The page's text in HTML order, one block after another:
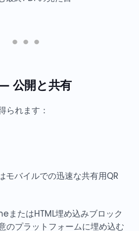
公開と共有
られます：
モバイルでの迅速な共有用QR
またはHTML埋め込みブロック
のプラットフォームに埋め込む